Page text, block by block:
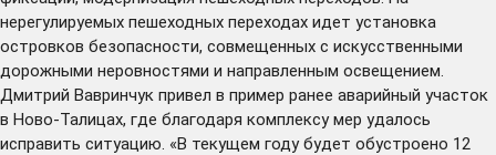
нерегулируемых пешеходных переходах идет установка
островков безопасности, совмещенных с искусственными
дорожными неровностями и направленным освещением.
Дмитрий Вавринчук привел в пример ранее аварийный участок
в Ново-Талицах, где благодаря комплексу мер удалось
исправить ситуацию. «В текущем году будет обустроено 12